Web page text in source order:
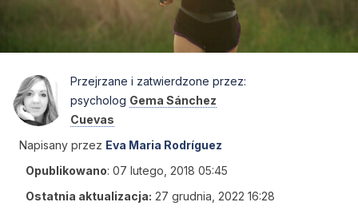
Przejrzane i zatwierdzone przez:
psycholog Gema Sánchez
Cuevas
Napisany przez Eva Maria Rodríguez
Opublikowano: 07 lutego, 2018 05:45
Ostatnia aktualizacja: 27 grudnia, 2022 16:28